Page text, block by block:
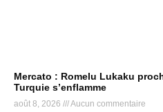
Mercato : Romelu Lukaku
Turquie s’enflamme
août 8, 2026 Aucun commentaire